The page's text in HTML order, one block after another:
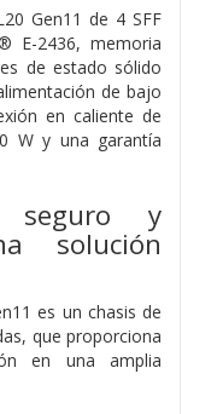
Gen11 de 4 SFF
E-2436, memoria
de estado sólido
de bajo
en caliente de
W y una garantía
seguro y
solución
es un chasis de
que proporciona
en una amplia